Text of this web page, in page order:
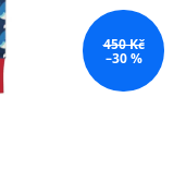
450 Kč
–30 %